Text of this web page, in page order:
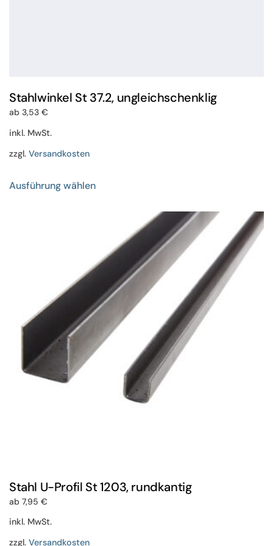
Stahlwinkel St 37.2, ungleichschenklig
ab 3,53 €
inkl. MwSt.
zzgl. Versandkosten
Ausführung wählenProdukt
Varianten
auf.
Die
Optionen
können
auf
der
Produktseite
gewählt
werden
Stahl U-Profil St 1203, rundkantig
ab 7,95 €
inkl. MwSt.
zzgl. Versandkosten